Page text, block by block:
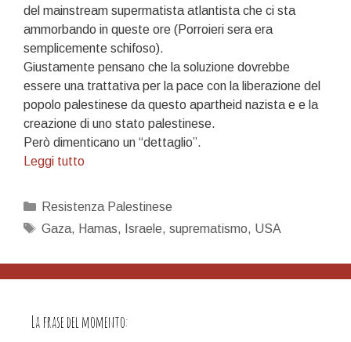
del mainstream supermatista atlantista che ci sta
ammorbando in queste ore (Porroieri sera era
semplicemente schifoso).
Giustamente pensano che la soluzione dovrebbe
essere una trattativa per la pace con la liberazione del
popolo palestinese da questo apartheid nazista e e la
creazione di uno stato palestinese.
Però dimenticano un “dettaglio”.
Leggi tuttoRabbia
libica,
Categorie
Resistenza Palestinese
Tag
Gaza, Hamas, Israele, suprematismo, USA
La frase del momento: